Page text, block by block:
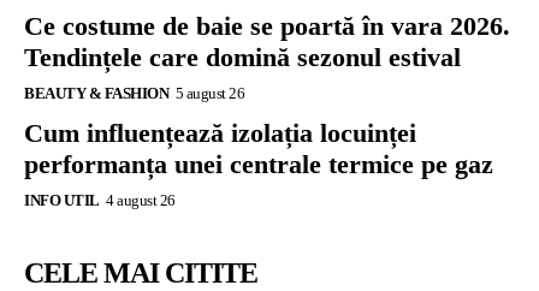
Ce costume de baie se poartă în vara 2026.
Tendințele care domină sezonul estival
BEAUTY & FASHION 5 august 26
Cum influențează izolația locuinței
performanța unei centrale termice pe gaz
INFO UTIL 4 august 26
CELE MAI CITITE